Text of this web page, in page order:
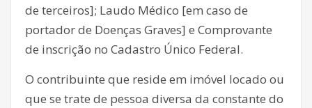
de terceiros]; Laudo Médico [em caso de
portador de Doenças Graves] e Comprovante
de inscrição no Cadastro Único Federal.
O contribuinte que reside em imóvel locado ou
que se trate de pessoa diversa da constante do